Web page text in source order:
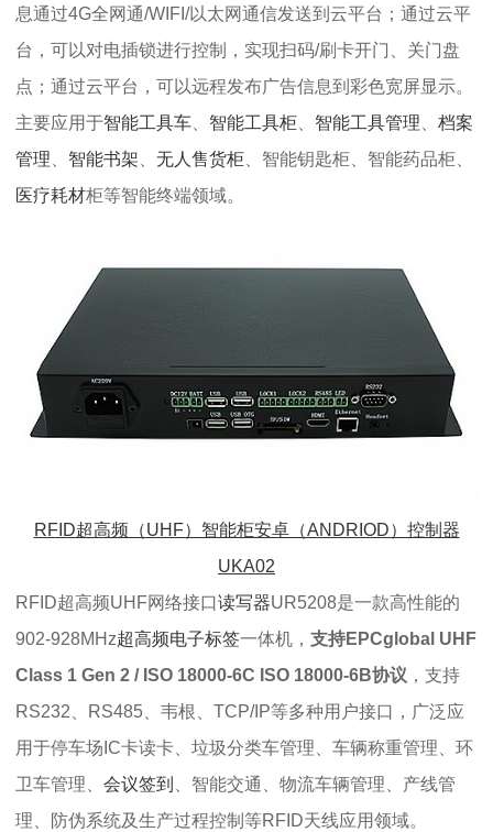
息通过4G全网通/WIFI/以太网通信发送到云平台；通过云平
台，可以对电插锁进行控制，实现扫码/刷卡开门、关门盘
点；通过云平台，可以远程发布广告信息到彩色宽屏显示。
主要应用于智能工具车 智能工具柜 智能工具管理
档案
管理
智能书架 无人售货柜 、智能钥匙柜、智能药品柜、
医疗耗材柜等智能终端领域。
RFID超高频（UHF）智能柜安卓（ANDRIOD）控制器
UKA02
RFID超高频UHF网络接口读写器UR5208是一款高性能的
902-928MHz超高频电子标签一体机， 支持EPCglobal UHF
Class 1 Gen 2 / ISO 18000-6C ISO 18000-6B协议 ，支持
RS232、RS485、韦根、TCP/IP等多种用户接口，广泛应
用于停车场IC卡读卡、垃圾分类车管理、车辆称重管理、环
卫车管理、 会议签到
、智能交通、物流车辆管理、产线管
理、防伪系统及生产过程控制等RFID天线应用领域。